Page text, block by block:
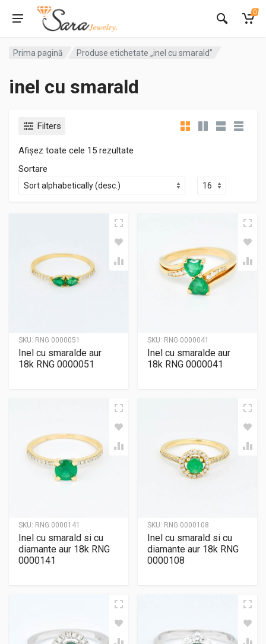
0
Prima pagină Produse etichetate „inel cu smarald”
inel cu smarald
Filters
Afișez toate cele 15 rezultate
Sortare
SKU: RNG 0000051
Inel cu smaralde aur
18k RNG 0000051
SKU: RNG 0000041
Inel cu smaralde aur
18k RNG 0000041
SKU: RNG 0000141
Inel cu smarald si cu
diamante aur 18k RNG
0000141
SKU: RNG 0000108
Inel cu smarald si cu
diamante aur 18k RNG
0000108